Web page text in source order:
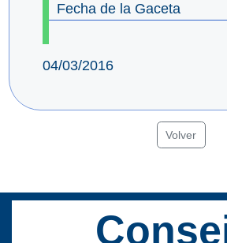
Fecha de la Gaceta
04/03/2016
Volver